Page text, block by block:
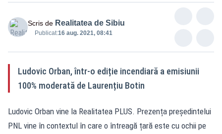
Scris de Realitatea de Sibiu
Publicat:16 aug. 2021, 08:41
Ludovic Orban, într-o ediție incendiară a emisiunii
100% moderată de Laurențiu Botin
Ludovic Orban vine la Realitatea PLUS. Prezența președintelui
PNL vine în contextul în care o întreagă țară este cu ochii pe